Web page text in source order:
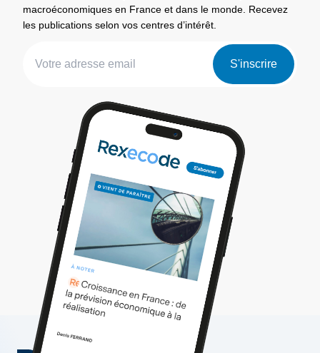
macroéconomiques en France et dans le monde. Recevez
les publications selon vos centres d’intérêt.
S'inscrire